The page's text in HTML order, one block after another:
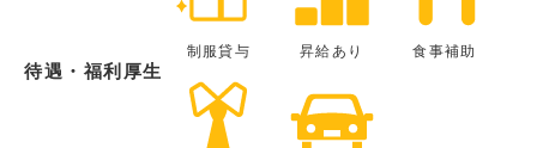
待遇・福利厚生
制服貸与 昇給あり 食事補助